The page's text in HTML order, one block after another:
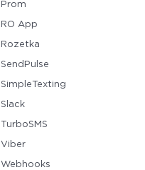
Prom
RO App
Rozetka
SendPulse
SimpleTexting
Slack
TurboSMS
Viber
Webhooks